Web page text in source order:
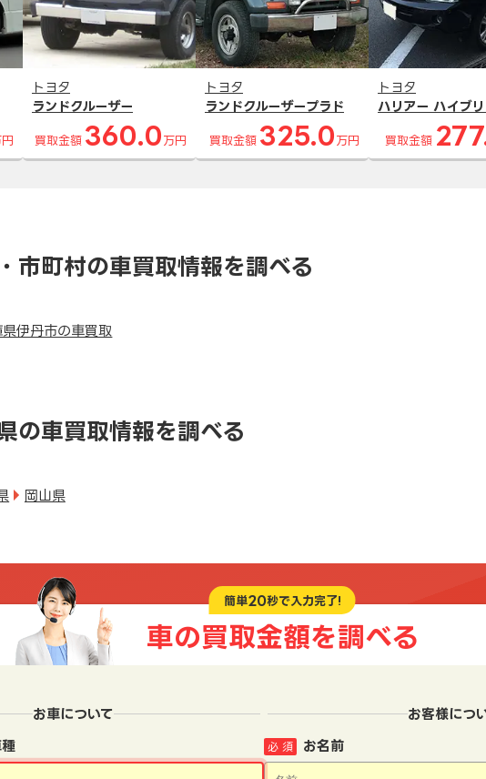
トヨタ
ランドクルーザー
買取金額 360.0 万円
トヨタ
ランドクルーザープラド
買取金額 325.0 万円
トヨタ
ハリアー ハイブ
買取金額
市町村の車買取情報を調べる
県伊丹市の車買取
の車買取情報を調べる
岡山県
簡単20秒で入力完了!
車の買取金額を調べる
お車について お客様につ
お名前
必 須